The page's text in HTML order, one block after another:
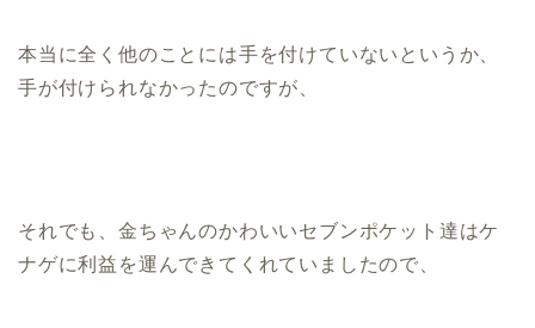
本当に全く他のことには手を付けていないというか、
手が付けられなかったのですが、
それでも、金ちゃんのかわいいセブンポケット達はケ
ナゲに利益を運んできてくれていましたので、